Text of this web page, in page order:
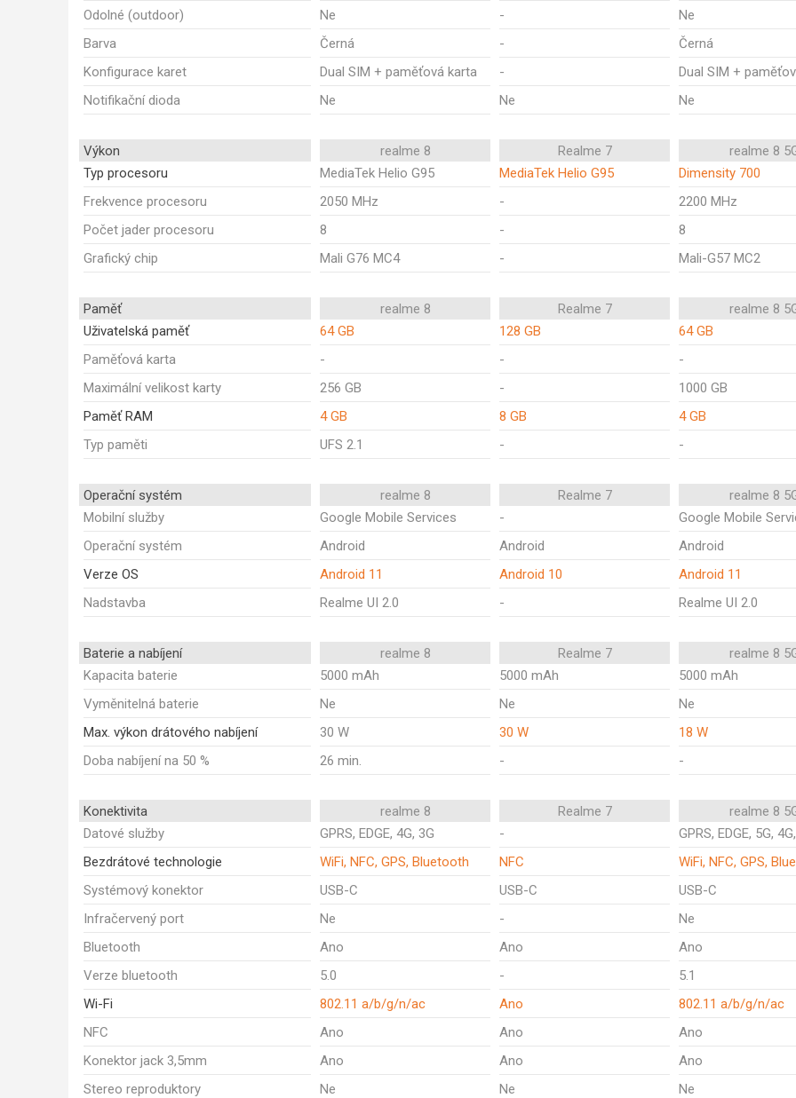
Odolné (outdoor) Ne -
Ne
Barva
Černá -
Černá
Konfigurace karet
Dual SIM + paměťová karta -
Dual SIM +
Notifikační dioda
Ne Ne Ne
Výkon realme 8 Realme 7
realme 8
Typ procesoru
MediaTek Helio G95 MediaTek Helio G95
Dimensity 700
Frekvence procesoru
2050 MHz -
2200 MHz
Počet jader procesoru
8 -
8
Grafický chip
Mali G76 MC4 - Mali-G57 MC2
Paměť realme 8 Realme 7
realme 8
Uživatelská paměť
64 GB 128 GB
64 GB
Paměťová karta
- -
-
Maximální velikost karty
256 GB -
1000 GB
Paměť RAM
4 GB 8 GB
4 GB
Typ paměti
UFS 2.1 - -
Operační systém realme 8 Realme 7
realme 8
Mobilní služby
Google Mobile Services -
Google Mobile
Operační systém
Android Android
Android
Verze OS
Android 11 Android 10
Android 11
Nadstavba
Realme UI 2.0 - Realme UI 2.0
Baterie a nabíjení realme 8 Realme 7
realme 8
Kapacita baterie
5000 mAh 5000 mAh
5000 mAh
Vyměnitelná baterie
Ne Ne
Ne
Max. výkon drátového nabíjení
30 W 30 W
18 W
Doba nabíjení na 50 %
26 min. - -
Konektivita realme 8 Realme 7
realme 8
Datové služby
GPRS, EDGE, 4G, 3G -
GPRS, EDGE, 5G,
Bezdrátové technologie
WiFi, NFC, GPS, Bluetooth NFC
WiFi, NFC, GPS,
Systémový konektor
USB-C USB-C
USB-C
Infračervený port
Ne -
Ne
Bluetooth
Ano Ano
Ano
Verze bluetooth
5.0 -
5.1
Wi-Fi
802.11 a/b/g/n/ac Ano
802.11 a/b/g/n/ac
NFC
Ano Ano
Ano
Konektor jack 3,5mm
Ano Ano
Ano
Stereo reproduktory
Ne Ne
Ne